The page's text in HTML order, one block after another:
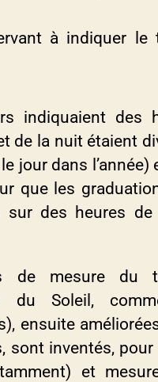
à indiquer le
indiquaient des
de la nuit étaient
jour dans l’année)
que les
sur des heures de
de mesure du
du Soleil,
ensuite
sont inventés,
et